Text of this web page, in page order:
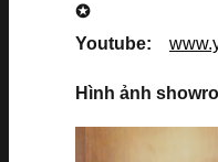
✪
Youtube:
Hình ảnh